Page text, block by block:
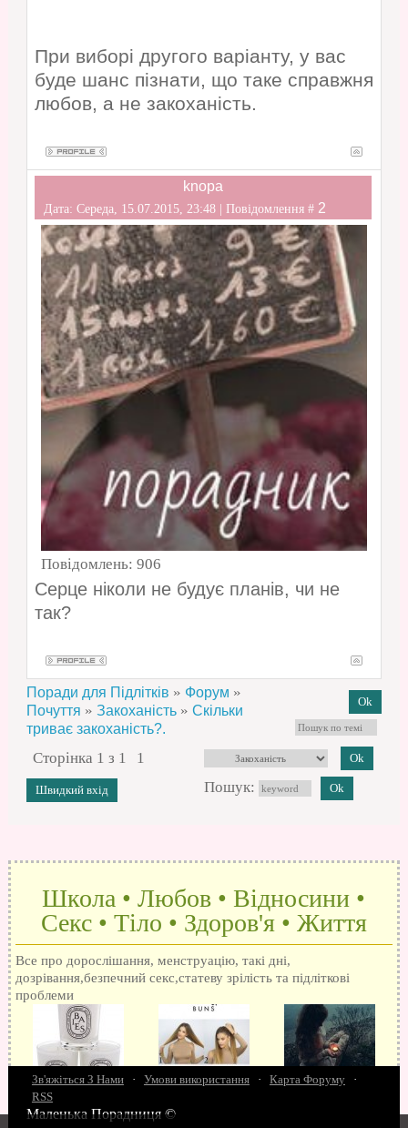
При виборі другого варіанту, у вас
буде шанс пізнати, що таке справжня
любов, а не закоханість.
knopa
Дата: Середа, 15.07.2015, 23:48 | Повідомлення # 2
Повідомлень: 906
Серце ніколи не будує планів, чи не
так?
Поради для Підлітків » Форум »
Почуття » Закоханість » Скільки
триває закоханість?.
Сторінка 1 з 1
1
Пошук:
Школа • Любов • Відносини •
Секс • Тіло • Здоров'я • Життя
Все про дорослішання, менструацію, такі дні,
дозрівання,безпечний секс,статеву зрілість та підліткові
проблеми
15 запитань про секс Як досягти оргазм
Зв'яжіться З Нами · Умови використання · Карта Форуму
·
RSS
Маленька Порадниця ©